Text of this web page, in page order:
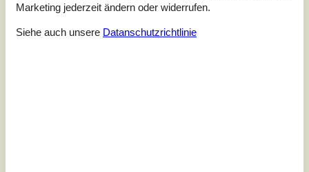
5,0 Bezogen auf 1
Marketing jederzeit ändern oder widerrufen.
Siehe auch unsere Datanschutzrichtlinie